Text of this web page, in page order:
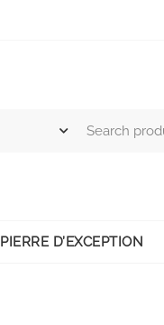
PIERRE D’EXCEPTION